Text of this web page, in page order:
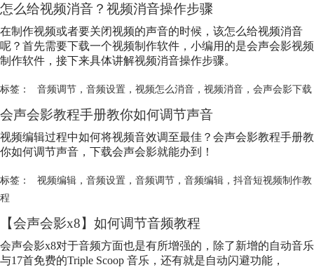
怎么给视频消音？视频消音操作步骤
在制作视频或者要关闭视频的声音的时候，该怎么给视频消音
呢？首先需要下载一个视频制作软件，小编用的是会声会影视频
制作软件，接下来具体讲解视频消音操作步骤。
标签： 音频调节， 音频设置， 视频怎么消音， 视频消音， 会声会影下载
会声会影教程手册教你如何调节声音
视频编辑过程中如何将视频音效调至最佳？会声会影教程手册教
你如何调节声音，下载会声会影就能办到！
标签： 视频编辑， 音频设置， 音频调节， 音频编辑， 抖音短视频制作教
程
【会声会影x8】如何调节音频教程
会声会影x8对于音频方面也是有所增强的，除了新增的自动音乐
与17首免费的Triple Scoop 音乐，还有就是自动闪避功能，